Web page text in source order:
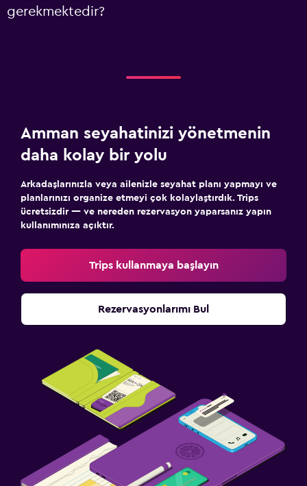
gerekmektedir?
Amman seyahatinizi yönetmenin
daha kolay bir yolu
Arkadaşlarınızla veya ailenizle seyahat planı yapmayı ve
planlarınızı organize etmeyi çok kolaylaştırdık. Trips
ücretsizdir — ve nereden rezervasyon yaparsanız yapın
kullanımınıza açıktır.
Trips kullanmaya başlayın
Rezervasyonlarımı Bul